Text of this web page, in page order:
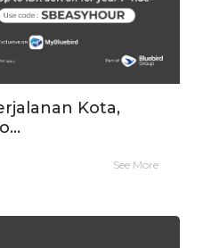
Kota,
See More